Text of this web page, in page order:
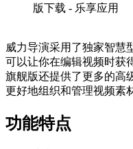
威力导演采用了独家智慧
可以让你在编辑视频时获
旗舰版还提供了更多的高
更好地组织和管理视频素
功能特点